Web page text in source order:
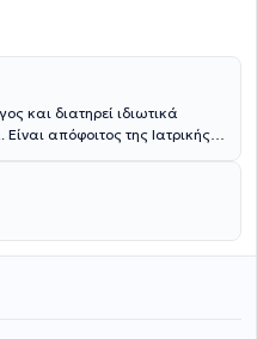
και διατηρεί ιδιωτικά
απόφοιτος της Ιατρικής
στην Κλινική Διατροφή του
έρευνα στην Ιατρική Σχολή
ως επιμελήτρια στη Β´
του νοσοκομείου ΥΓΕΙΑ.
να συνδυάζει αρμονικά
ενδελεχή και άρτια κλινική